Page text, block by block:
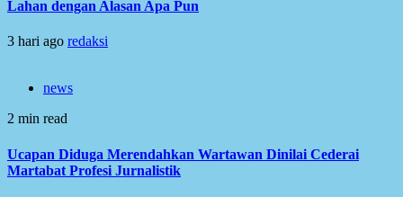
Lahan dengan Alasan Apa Pun
3 hari ago redaksi
news
2 min read
Ucapan Diduga Merendahkan Wartawan Dinilai Cederai
Martabat Profesi Jurnalistik